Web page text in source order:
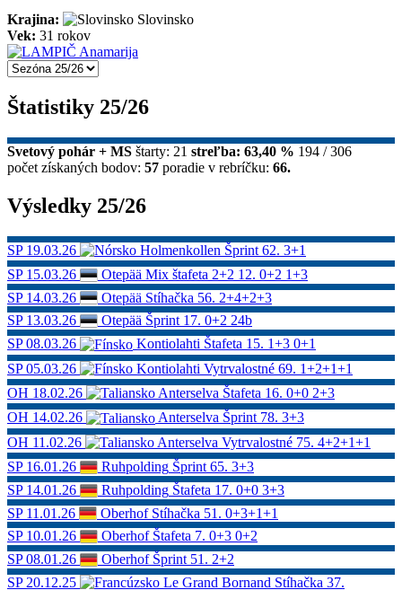
Krajina:
Slovinsko
Vek: 31 rokov
Štatistiky 25/26
Svetový pohár + MS štarty: 21 streľba: 63,40 % 194 / 306
počet získaných bodov: 57 poradie v rebríčku: 66.
Výsledky 25/26
SP 19.03.26 Holmenkollen Šprint 62. 3+1
SP 15.03.26 Otepää Mix štafeta 2+2 12. 0+2 1+3
SP 14.03.26 Otepää Stíhačka 56. 2+4+2+3
SP 13.03.26 Otepää Šprint 17. 0+2 24b
SP 08.03.26 Kontiolahti Štafeta 15. 1+3 0+1
SP 05.03.26 Kontiolahti Vytrvalostné 69. 1+2+1+1
OH 18.02.26 Anterselva Štafeta 16. 0+0 2+3
OH 14.02.26 Anterselva Šprint 78. 3+3
OH 11.02.26 Anterselva Vytrvalostné 75. 4+2+1+1
SP 16.01.26 Ruhpolding Šprint 65. 3+3
SP 14.01.26 Ruhpolding Štafeta 17. 0+0 3+3
SP 11.01.26 Oberhof Stíhačka 51. 0+3+1+1
SP 10.01.26 Oberhof Štafeta 7. 0+3 0+2
SP 08.01.26 Oberhof Šprint 51. 2+2
SP 20.12.25 Le Grand Bornand Stíhačka 37.